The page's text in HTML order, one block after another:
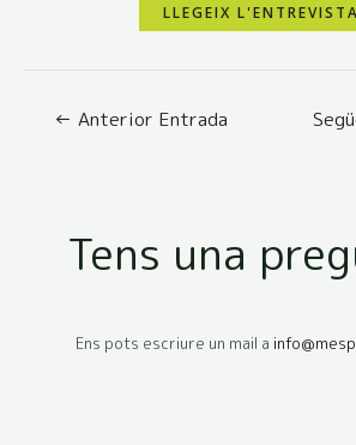
LLEGEIX L'ENTREVISTA
← Anterior Entrada
Tens una
Ens pots escriure un mail a